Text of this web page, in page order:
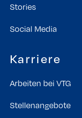
Stories
Social Media
Karriere
Arbeiten bei VTG
Stellenangebote